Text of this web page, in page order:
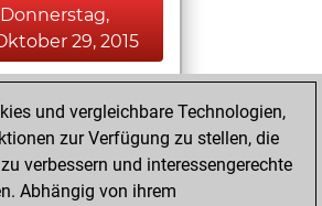
Donnerstag,
29, 2015
You played 183
games
Play
You scored
=17 -65 in blitz
und vergleichbare Technologien,
zur Verfügung zu stellen, die
verbessern und interessengerechte
Abhängig von ihrem